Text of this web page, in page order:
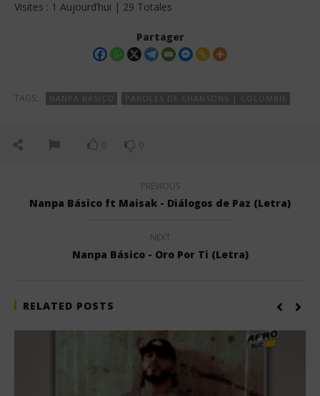
Visites : 1 Aujourd’hui | 29 Totales
Partager
TAGS: NANPA BÁSICO PAROLES DE CHANSONS | COLOMBIE
0 0
PREVIOUS
Nanpa Básico ft Maisak - Diálogos de Paz (Letra)
NEXT
Nanpa Básico - Oro Por Ti (Letra)
RELATED POSTS